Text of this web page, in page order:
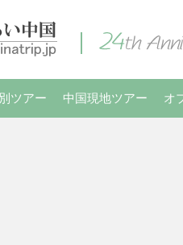
ツアー 中国現地ツアー オ